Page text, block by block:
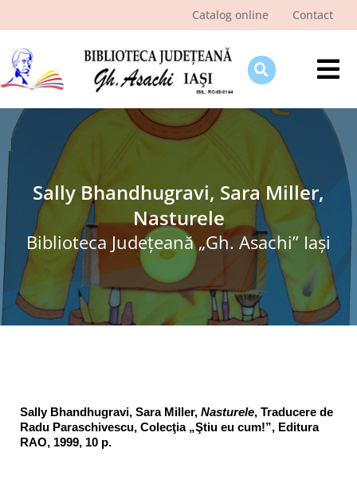
Catalog online Contact
Despre bibliotecă
Pagina cititorului
Ştiri şi evenimente
Programe şi proiecte
Interes public
Sally Bhandhugravi, Sara Miller,
Nasturele
Biblioteca Judeţeană „Gh. Asachi” Iaşi
Sally Bhandhugravi, Sara Miller, Nasturele, Traducere de
Radu Paraschivescu, Colecţia „Ştiu eu cum!”, Editura
RAO, 1999, 10 p.